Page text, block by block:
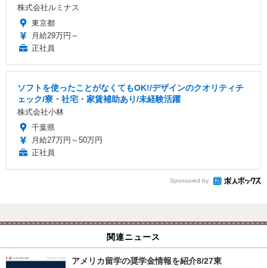
株式会社ルミナス
東京都
月給29万円～
正社員
ソフトを使ったことがなくてもOK!/デザインのクオリティチ
ェック/寮・社宅・家賃補助あり/未経験活躍
株式会社小林
千葉県
月給27万円～50万円
正社員
Sponsored by
関連ニュース
アメリカ留学の奨学金情報を紹介8/27東